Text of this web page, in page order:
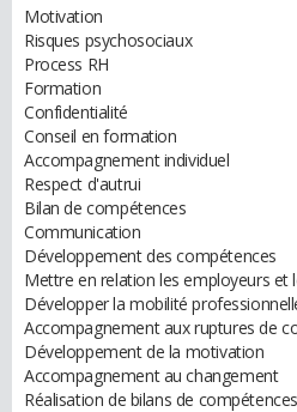
Motivation
Risques psychosociaux
Process RH
Formation
Confidentialité
Conseil en formation
Accompagnement individuel
Respect d'autrui
Bilan de compétences
Communication
Développement des compétences
Mettre en relation les employeurs et
Développer la mobilité
Accompagnement aux ruptures de
Développement de la motivation
Accompagnement au changement
Réalisation de bilans de compétences